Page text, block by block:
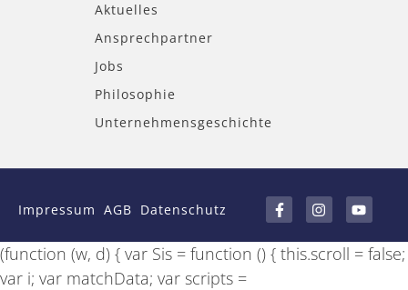
Aktuelles
Ansprechpartner
Jobs
Philosophie
Unternehmensgeschichte
Impressum AGB Datenschutz
a
c
e
b
o
n
s
t
a
g
o
u
t
u
b
(function (w, d) { var Sis = function () { this.scroll = false;
var i; var matchData; var scripts =